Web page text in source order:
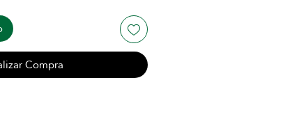
Compra